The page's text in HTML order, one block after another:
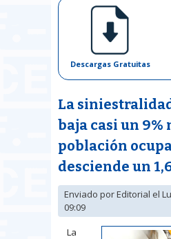
Descargas Gratuitas
La
baja casi un 9%
población
desciende un
Enviado porEditorial el
09:09
La